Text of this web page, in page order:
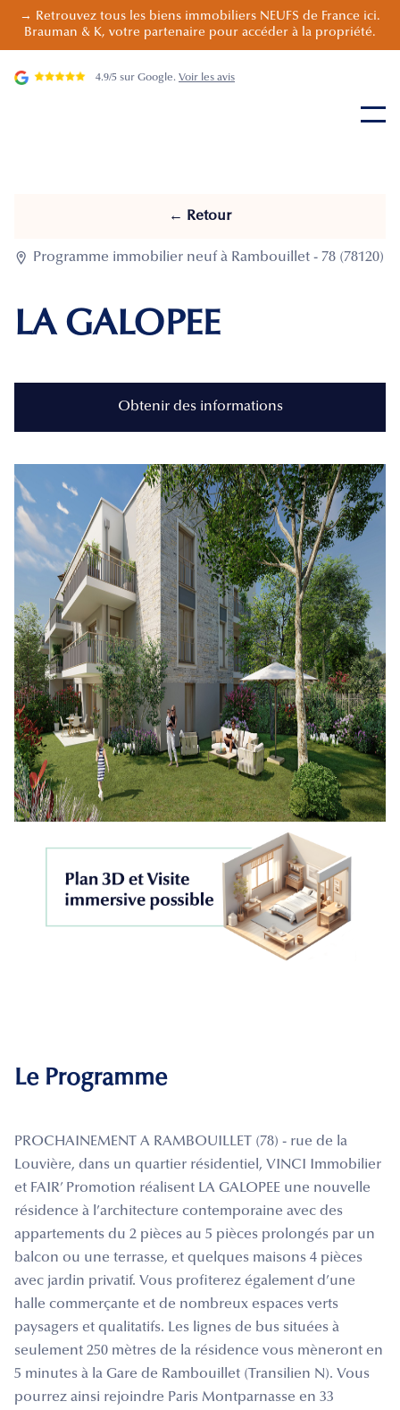
→ Retrouvez tous les biens immobiliers NEUFS de France ici.
Brauman & K, votre partenaire pour accéder à la propriété.
4.9/5 sur Google. Voir les avis
← Retour
 Programme immobilier neuf à Rambouillet - 78 (78120)
LA GALOPEE
Obtenir des informations
Le Programme
PROCHAINEMENT A RAMBOUILLET (78) - rue de la
Louvière, dans un quartier résidentiel, VINCI Immobilier
et FAIR’ Promotion réalisent LA GALOPEE une nouvelle
résidence à l’architecture contemporaine avec des
appartements du 2 pièces au 5 pièces prolongés par un
balcon ou une terrasse, et quelques maisons 4 pièces
avec jardin privatif. Vous profiterez également d’une
halle commerçante et de nombreux espaces verts
paysagers et qualitatifs. Les lignes de bus situées à
seulement 250 mètres de la résidence vous mèneront en
5 minutes à la Gare de Rambouillet (Transilien N). Vous
pourrez ainsi rejoindre Paris Montparnasse en 33